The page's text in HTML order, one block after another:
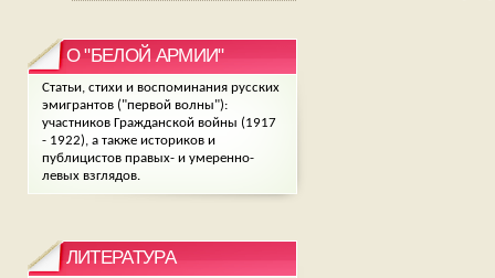
О "БЕЛОЙ АРМИИ"
Статьи, стихи и воспоминания русских
эмигрантов ("первой волны"):
участников Гражданской войны (1917
- 1922), а также историков и
публицистов правых- и умеренно-
левых взглядов.
ЛИТЕРАТУРА